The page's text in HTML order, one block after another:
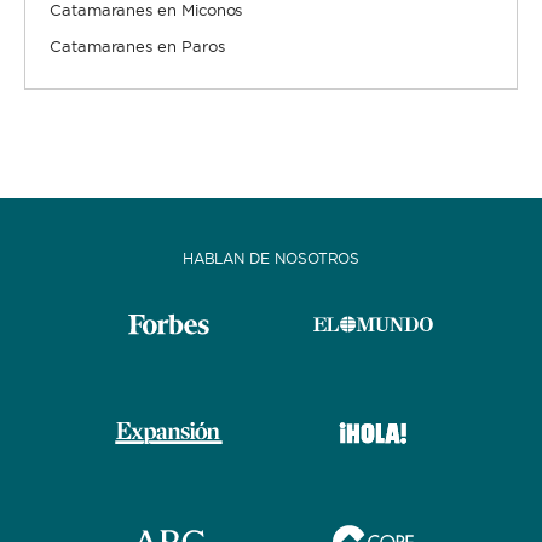
experiencia de lujo. Una tripulación permanente se
provisiones, cocina o incluso entretenemiento.
Catamaranes en Miconos
Catamaranes en Paros
HABLAN DE NOSOTROS